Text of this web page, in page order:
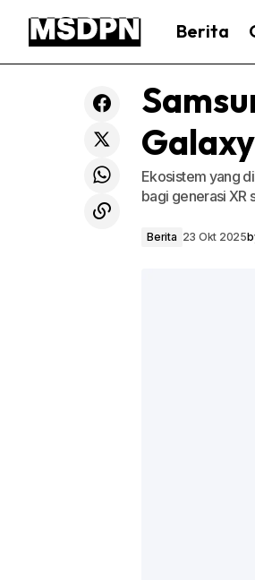
Berita
Ekosistem yang
bagi generasi XR
Berita 23 Okt 2025